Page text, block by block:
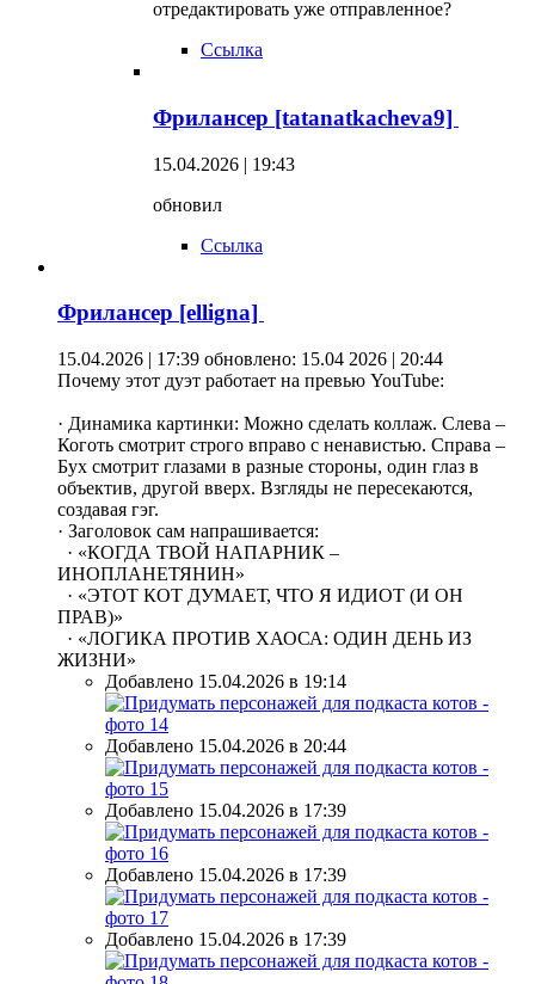
отредактировать уже отправленное?
Ссылка
Фрилансер [tatanatkacheva9]
15.04.2026 | 19:43
обновил
Ссылка
Фрилансер [elligna]
15.04.2026 | 17:39 обновлено: 15.04 2026 | 20:44
Почему этот дуэт работает на превью YouTube:
· Динамика картинки: Можно сделать коллаж. Слева –
Коготь смотрит строго вправо с ненавистью. Справа –
Бух смотрит глазами в разные стороны, один глаз в
объектив, другой вверх. Взгляды не пересекаются,
создавая гэг.
· Заголовок сам напрашивается:
· «КОГДА ТВОЙ НАПАРНИК –
ИНОПЛАНЕТЯНИН»
· «ЭТОТ КОТ ДУМАЕТ, ЧТО Я ИДИОТ (И ОН
ПРАВ)»
· «ЛОГИКА ПРОТИВ ХАОСА: ОДИН ДЕНЬ ИЗ
ЖИЗНИ»
Добавлено 15.04.2026 в 19:14
Добавлено 15.04.2026 в 20:44
Добавлено 15.04.2026 в 17:39
Добавлено 15.04.2026 в 17:39
Добавлено 15.04.2026 в 17:39